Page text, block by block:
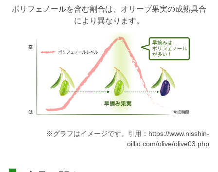
ポリフェノールを含む割合は、オリーブ果実の成熟具合
により異なります。
※グラフはイメージです。引用：https://www.nisshin-
oillio.com/olive/olive03.php